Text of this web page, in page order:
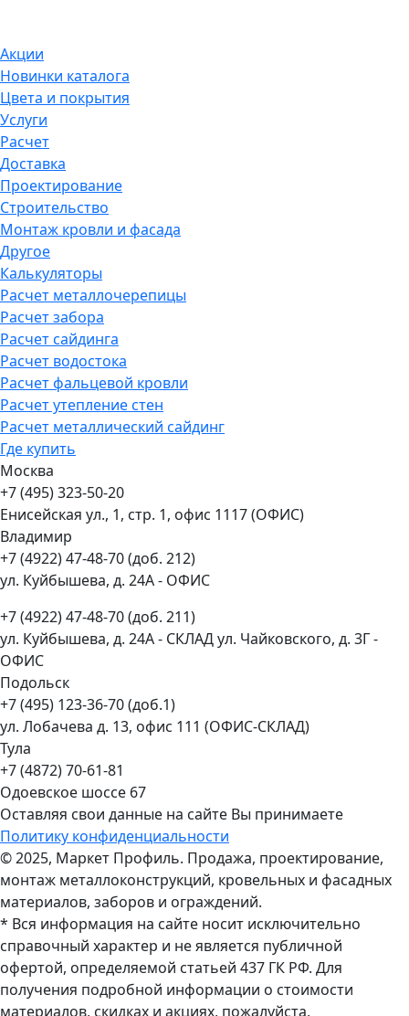
Акции
Новинки каталога
Цвета и покрытия
Услуги
Расчет
Доставка
Проектирование
Строительство
Монтаж кровли и фасада
Другое
Калькуляторы
Расчет металлочерепицы
Расчет забора
Расчет сайдинга
Расчет водостока
Расчет фальцевой кровли
Расчет утепление стен
Расчет металлический сайдинг
Где купить
Москва
+7 (495) 323-50-20
Енисейская ул., 1, стр. 1, офис 1117 (ОФИС)
Владимир
+7 (4922) 47-48-70 (доб. 212)
ул. Куйбышева, д. 24А - ОФИС
+7 (4922) 47-48-70 (доб. 211)
ул. Куйбышева, д. 24А - СКЛАД ул. Чайковского, д. 3Г -
ОФИС
Подольск
+7 (495) 123-36-70 (доб.1)
ул. Лобачева д. 13, офис 111 (ОФИС-СКЛАД)
Тула
+7 (4872) 70-61-81
Одоевское шоссе 67
Оставляя свои данные на сайте Вы принимаете
Политику конфиденциальности
© 2025, Маркет Профиль. Продажа, проектирование,
монтаж металлоконструкций, кровельных и фасадных
материалов, заборов и ограждений.
* Вся информация на сайте носит исключительно
справочный характер и не является публичной
офертой, определяемой статьей 437 ГК РФ. Для
получения подробной информации о стоимости
материалов, скидках и акциях, пожалуйста,